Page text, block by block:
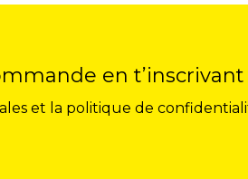
en
et la politique de